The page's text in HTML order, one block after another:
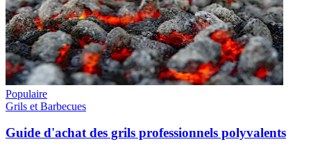
Populaire
Grils et Barbecues
Guide d'achat des grils professionnels polyvalents